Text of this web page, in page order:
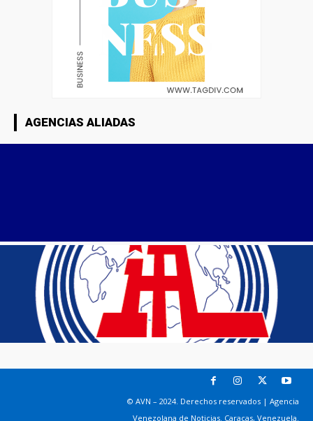
AGENCIAS ALIADAS
© AVN – 2024. Derechos reservados | Agencia
Venezolana de Noticias. Caracas, Venezuela.